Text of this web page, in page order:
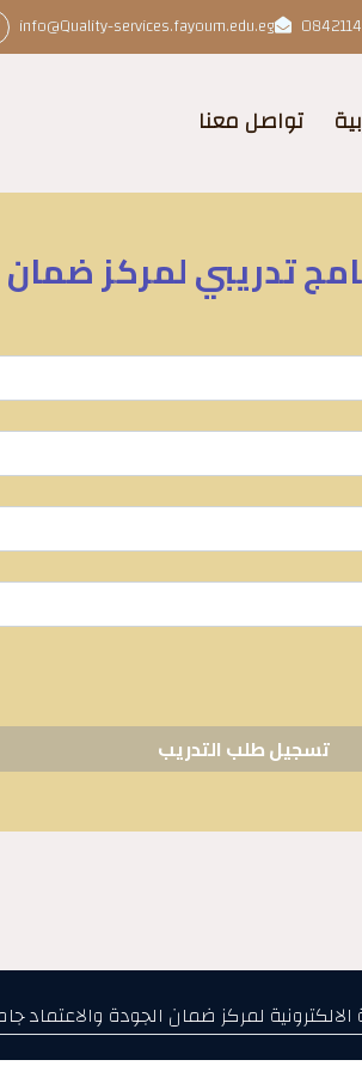
info@Quality-services.fayoum.edu.eg
تواصل معنا
تدريبي لمركز ضمان
الالكترونية لمركز ضمان الجودة والاعتماد